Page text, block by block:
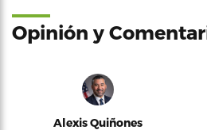
Opinión y
Alexis Quiñones